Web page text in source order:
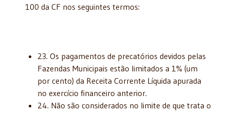
100 da CF nos seguintes termos:
23. Os pagamentos de precatórios devidos pelas
Fazendas Municipais estão limitados a 1% (um
por cento) da Receita Corrente Líquida apurada
no exercício financeiro anterior.
24. Não são considerados no limite de que trata o